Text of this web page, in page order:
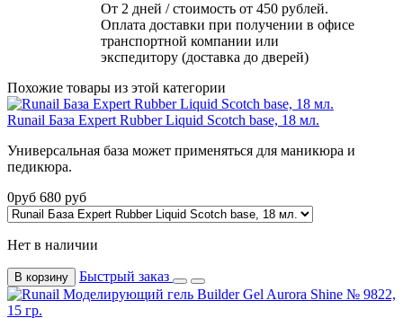
От 2 дней / стоимость от 450 рублей.
Оплата доставки при получении в офисе
транспортной компании или
экспедитору (доставка до дверей)
Похожие товары из этой категории
Runail База Expert Rubber Liquid Scotch base, 18 мл.
Универсальная база может применяться для маникюра и
педикюра.
0руб 680 руб
Нет в наличии
В корзину Быстрый заказ